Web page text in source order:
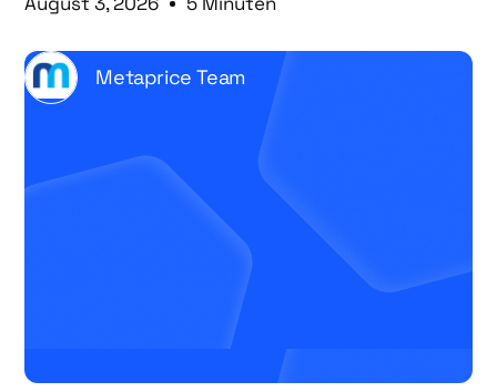
Metaprice Team